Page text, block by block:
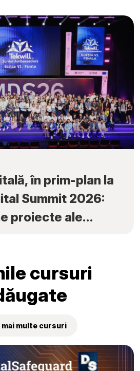
în prim-plan la
Summit 2026:
proiecte ale
cursuri
mai multe cursuri